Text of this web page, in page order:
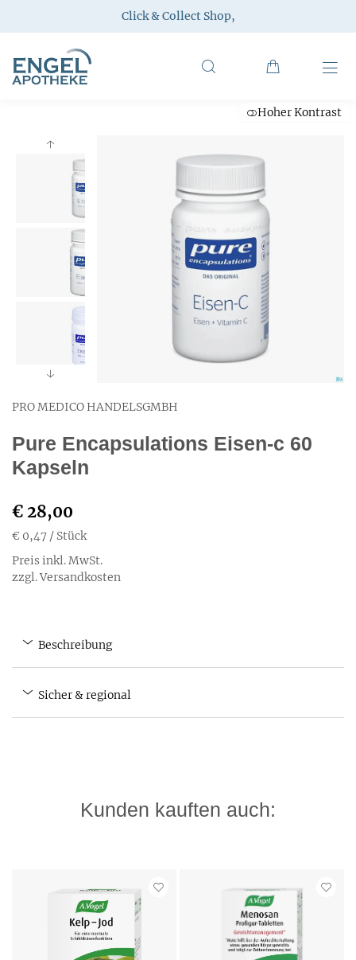
Click & Collect Shop,
Hoher Kontrast
PRO MEDICO HANDELSGMBH
Pure Encapsulations Eisen-c 60
Kapseln
€ 28,00
€ 0,47 / Stück
Preis inkl. MwSt.
zzgl. Versandkosten
Beschreibung
Sicher & regional
Kunden kauften auch: